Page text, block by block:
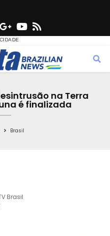
G
o
o
g
e
Y
u
t
b
s
na Terra
é finalizada
Brasil
Brasil